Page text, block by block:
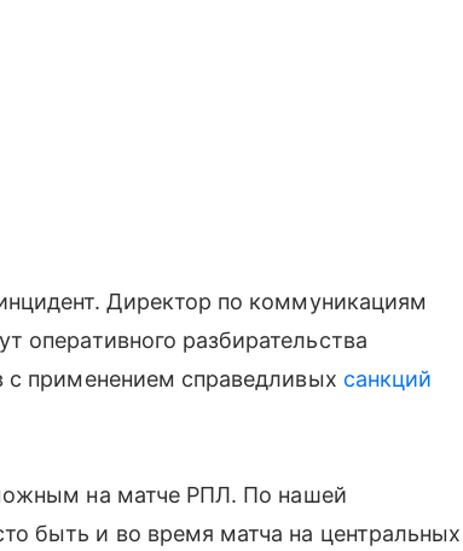
Директор по коммуникациям
оперативного разбирательства
с применением справедливых санкций
на матче РПЛ. По нашей
быть и во время матча на центральных